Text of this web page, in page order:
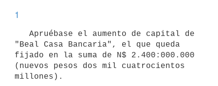
1
"Beal Casa Bancaria", el que queda
fijado en la suma de N$ 2.400:000.000
(nuevos pesos dos mil cuatrocientos